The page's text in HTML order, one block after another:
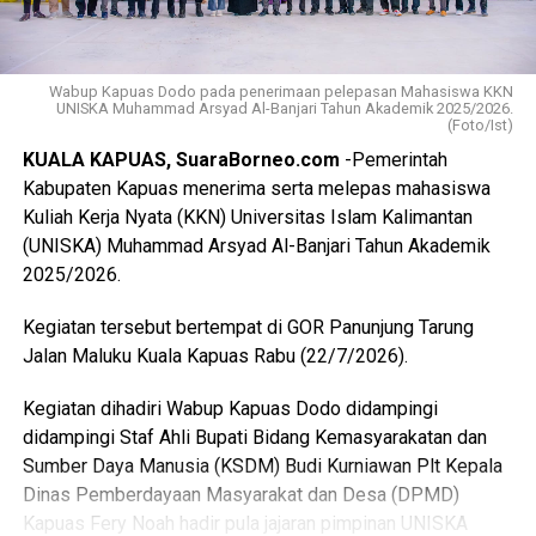
mengajar di sekolah, memberikan pendampingan belajar,
serta meningkatkan kemampuan literasi peserta didik.
Mahasiswa Fakultas Kesehatan Masyarakat (FKM) dan
Farmasi diharapkan dapat melaksanakan pemeriksaan
kesehatan sederhana, edukasi pola hidup sehat, serta
penyuluhan mengenai penggunaan obat yang benar.
Sementara itu, mahasiswa Fakultas Ilmu Sosial dan Ilmu
Politik dapat membantu meningkatkan kapasitas
administrasi dan tata kelola pemerintahan desa.
Di bidang ekonomi, mahasiswa dapat mendampingi pelaku
UMKM dalam mengembangkan produk, strategi
Studi Islam diharapkan mampu memberikan pembinaan
keagamaan kepada anak-anak dan masyarakat melalui
pendidikan Al-Qur’an, pembinaan akhlak, serta penguatan
nilai-nilai keislaman.
Wabup Kapuas Dodo pada penerimaan pelepasan Mahasiswa KKN
UNISKA Muhammad Arsyad Al-Banjari Tahun Akademik 2025/2026.
(Foto/Ist)
KUALA KAPUAS, SuaraBorneo.com -Pemerintah
Kabupaten Kapuas menerima serta melepas mahasiswa
Kuliah Kerja Nyata (KKN) Universitas Islam Kalimantan
(UNISKA) Muhammad Arsyad Al-Banjari Tahun Akademik
2025/2026.
Kegiatan tersebut bertempat di GOR Panunjung Tarung
Jalan Maluku Kuala Kapuas Rabu (22/7/2026).
Kegiatan dihadiri Wabup Kapuas Dodo didampingi
didampingi Staf Ahli Bupati Bidang Kemasyarakatan dan
Sumber Daya Manusia (KSDM) Budi Kurniawan Plt Kepala
Dinas Pemberdayaan Masyarakat dan Desa (DPMD)
Kapuas Fery Noah hadir pula jajaran pimpinan UNISKA